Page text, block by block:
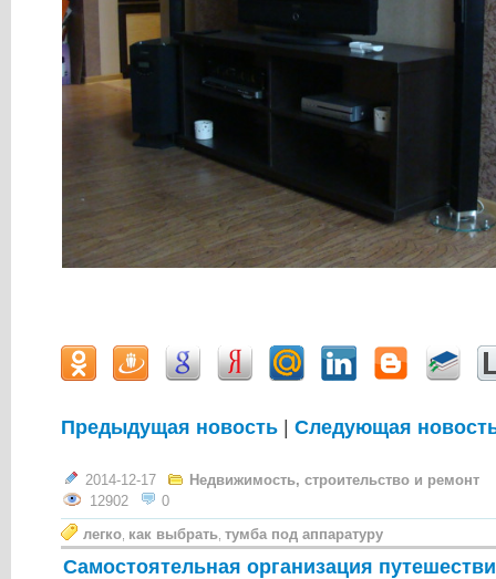
Предыдущая новость | Следующая
2014-12-17
Недвижимость, строительство и ремонт
12902
0
легко как выбрать тумба под аппаратуру
Самостоятельная организация